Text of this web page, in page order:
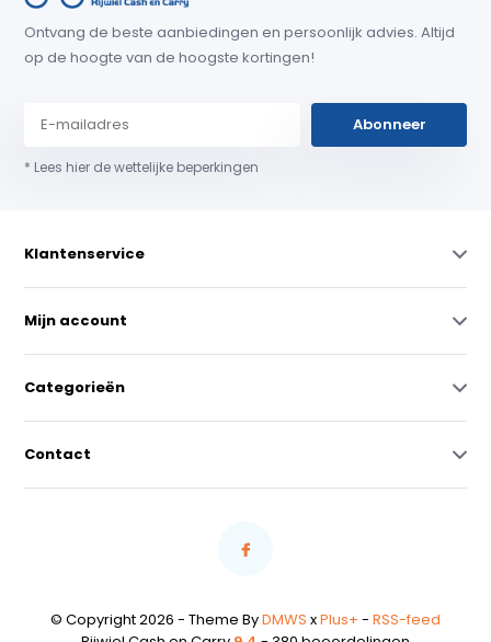
Ontvang de beste aanbiedingen en persoonlijk advies. Altijd
op de hoogte van de hoogste kortingen!
Abonneer
* Lees hier de wettelijke beperkingen
Klantenservice
Mijn account
Categorieën
Contact
© Copyright 2026 - Theme ByDMWS xPlus+ - RSS-feed